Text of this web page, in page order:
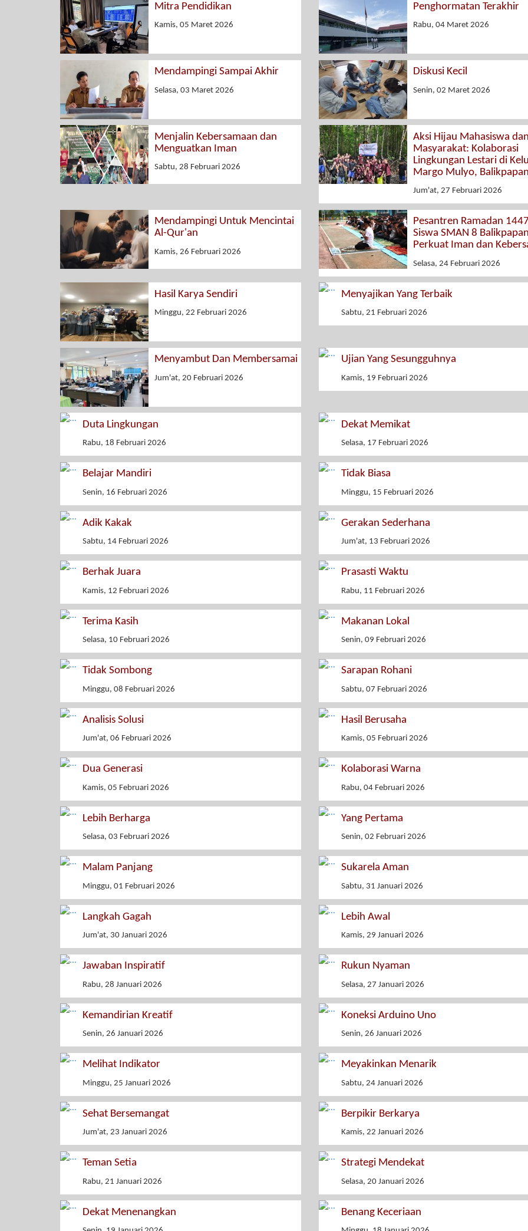
Mitra Pendidikan
Kamis, 05 Maret 2026
Penghormatan Terakhir
Rabu, 04 Maret 2026
Mendampingi Sampai Akhir
Selasa, 03 Maret 2026
Diskusi Kecil
Senin, 02 Maret 2026
Menjalin Kebersamaan dan
Menguatkan Iman
Sabtu, 28 Februari 2026
Aksi Hijau Mahasiswa dan
Masyarakat: Kolaborasi
Lingkungan Lestari di
Margo Mulyo, Balikpapan
Jum'at, 27 Februari 2026
Mendampingi Untuk Mencintai
Al-Qur'an
Kamis, 26 Februari 2026
Pesantren Ramadan
Siswa SMAN 8 Balikpapan
Perkuat Iman dan
Selasa, 24 Februari 2026
Hasil Karya Sendiri
Minggu, 22 Februari 2026
Menyajikan Yang Terbaik
Sabtu, 21 Februari 2026
Menyambut Dan Membersamai
Jum'at, 20 Februari 2026
Ujian Yang Sesungguhnya
Kamis, 19 Februari 2026
Duta Lingkungan
Rabu, 18 Februari 2026
Dekat Memikat
Selasa, 17 Februari 2026
Belajar Mandiri
Senin, 16 Februari 2026
Tidak Biasa
Minggu, 15 Februari 2026
Adik Kakak
Sabtu, 14 Februari 2026
Gerakan Sederhana
Jum'at, 13 Februari 2026
Berhak Juara
Kamis, 12 Februari 2026
Prasasti Waktu
Rabu, 11 Februari 2026
Terima Kasih
Selasa, 10 Februari 2026
Makanan Lokal
Senin, 09 Februari 2026
Tidak Sombong
Minggu, 08 Februari 2026
Sarapan Rohani
Sabtu, 07 Februari 2026
Analisis Solusi
Jum'at, 06 Februari 2026
Hasil Berusaha
Kamis, 05 Februari 2026
Dua Generasi
Kamis, 05 Februari 2026
Kolaborasi Warna
Rabu, 04 Februari 2026
Lebih Berharga
Selasa, 03 Februari 2026
Yang Pertama
Senin, 02 Februari 2026
Malam Panjang
Minggu, 01 Februari 2026
Sukarela Aman
Sabtu, 31 Januari 2026
Langkah Gagah
Jum'at, 30 Januari 2026
Lebih Awal
Kamis, 29 Januari 2026
Jawaban Inspiratif
Rabu, 28 Januari 2026
Rukun Nyaman
Selasa, 27 Januari 2026
Kemandirian Kreatif
Senin, 26 Januari 2026
Koneksi Arduino Uno
Senin, 26 Januari 2026
Melihat Indikator
Minggu, 25 Januari 2026
Meyakinkan Menarik
Sabtu, 24 Januari 2026
Sehat Bersemangat
Jum'at, 23 Januari 2026
Berpikir Berkarya
Kamis, 22 Januari 2026
Teman Setia
Rabu, 21 Januari 2026
Strategi Mendekat
Selasa, 20 Januari 2026
Dekat Menenangkan Benang Keceriaan